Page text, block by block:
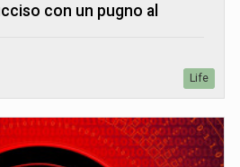
con un pugno al
Life